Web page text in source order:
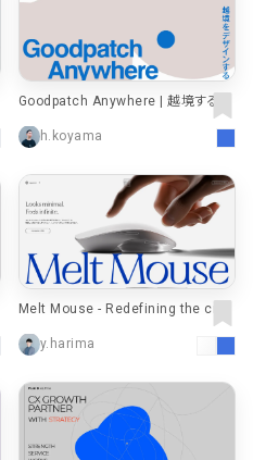
Goodpatch Anywhere | 越境するデ
h.koyama
Melt Mouse - Redefining the crea
y.harima